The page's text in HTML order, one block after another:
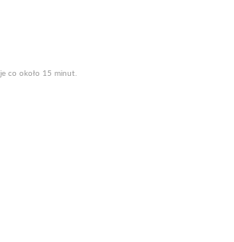
co około 15 minut.